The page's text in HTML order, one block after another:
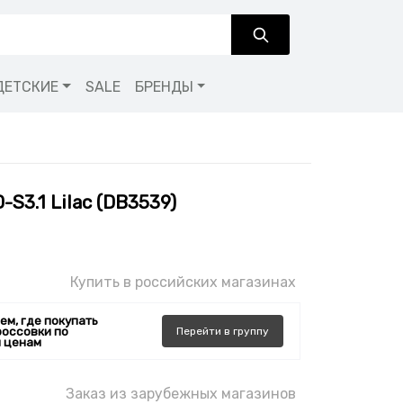
SALE БРЕНДЫ
S3.1 Lilac (DB3539)
Купить в российских магазинах
где покупать
по
ценам
Перейти в группу
Заказ из зарубежных магазинов